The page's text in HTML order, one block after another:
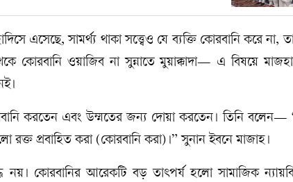
এসেছে, সামর্থ্য থাকা সত্ত্বেও যে ব্যক্তি কোরবানি করে না,
কোরবানি ওয়াজিব না সুন্নাতে মুয়াক্কাদা— এ বিষয়ে
করতেন এবং উম্মতের জন্য দোয়া করতেন। তিনি
রক্ত প্রবাহিত করা (কোরবানি করা)।” সুনান ইবনে মাজাহ।
নয়। কোরবানির আরেকটি বড় তাৎপর্য হলো সামাজিক